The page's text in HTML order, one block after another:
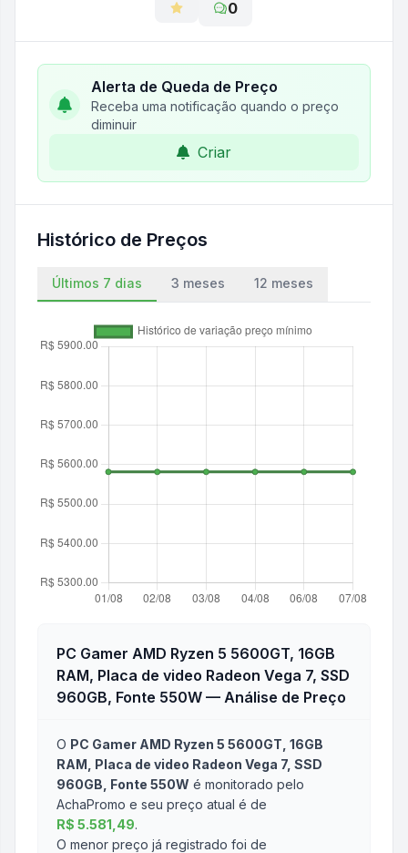
0
Alerta de Queda de Preço
Receba uma notificação quando o preço
diminuir
Criar
Histórico de Preços
Últimos 7 dias 3 meses 12 meses
PC Gamer AMD Ryzen 5 5600GT, 16GB
RAM, Placa de video Radeon Vega 7, SSD
960GB, Fonte 550W — Análise de Preço
O PC Gamer AMD Ryzen 5 5600GT, 16GB
RAM, Placa de video Radeon Vega 7, SSD
960GB, Fonte 550W é monitorado pelo
AchaPromo e seu preço atual é de
R$ 5.581,49.
O menor preço já registrado foi de